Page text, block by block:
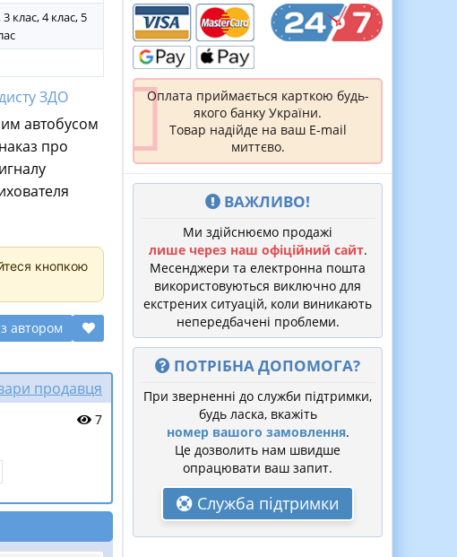
клас, 4 клас, 5
ЗДО
автобусом
про
кнопкою
з автором
продавця
7
Оплата приймається карткою будь-
якого банку України.
Товар надійде на ваш E-mail
миттєво.
ВАЖЛИВО!
Ми здійснюємо продажі
лише через наш офіційний сайт.
Месенджери та електронна пошта
використовуються виключно для
екстрених ситуацій, коли виникають
непередбачені проблеми.
ПОТРІБНА ДОПОМОГА?
При зверненні до служби підтримки,
будь ласка, вкажіть
номер вашого замовлення.
Це дозволить нам швидше
опрацювати ваш запит.
Служба підтримки